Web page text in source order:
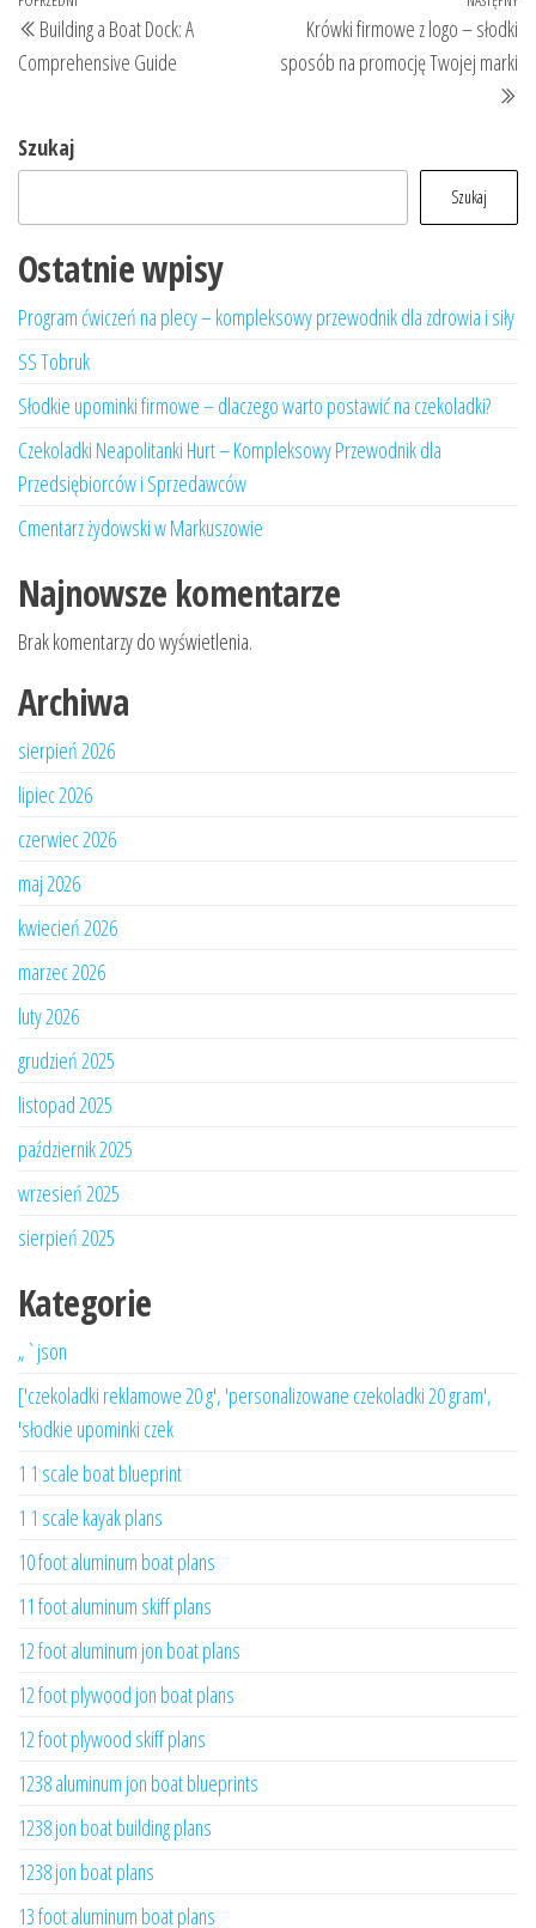
wpisu
wpisBuilding a Boat Dock: A
Comprehensive Guide
Krówki firmowe z logo – słodki
sposób na promocję Twojej marki
Szukaj
Szukaj
Ostatnie wpisy
Program ćwiczeń na plecy – kompleksowy przewodnik dla zdrowia i siły
SS Tobruk
Słodkie upominki firmowe – dlaczego warto postawić na czekoladki?
Czekoladki Neapolitanki Hurt – Kompleksowy Przewodnik dla
Przedsiębiorców i Sprzedawców
Cmentarz żydowski w Markuszowie
Najnowsze komentarze
Brak komentarzy do wyświetlenia.
Archiwa
sierpień 2026
lipiec 2026
czerwiec 2026
maj 2026
kwiecień 2026
marzec 2026
luty 2026
grudzień 2025
listopad 2025
październik 2025
wrzesień 2025
sierpień 2025
Kategorie
„`json
['czekoladki reklamowe 20 g', 'personalizowane czekoladki 20 gram',
'słodkie upominki czek
1 1 scale boat blueprint
1 1 scale kayak plans
10 foot aluminum boat plans
11 foot aluminum skiff plans
12 foot aluminum jon boat plans
12 foot plywood jon boat plans
12 foot plywood skiff plans
1238 aluminum jon boat blueprints
1238 jon boat building plans
1238 jon boat plans
13 foot aluminum boat plans